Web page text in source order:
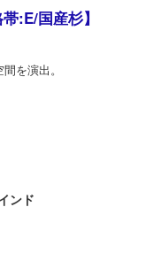
:E/国産杉】
を演出。
ンド